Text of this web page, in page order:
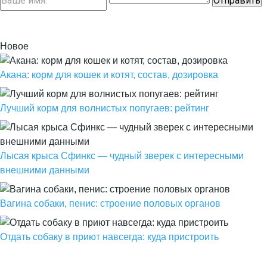
Новое
Акана: корм для кошек и котят, состав, дозировка
Лучший корм для волнистых попугаев: рейтинг
Лысая крыса Сфинкс — чудный зверек с интересными
внешними данными
Вагина собаки, пенис: строение половых органов
Отдать собаку в приют навсегда: куда пристроить